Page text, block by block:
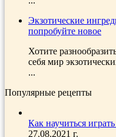
Экзотические
попробуйте новое
Хотите
себя мир
...
Популярные рецепты
Как научиться
27.08.2021 г.